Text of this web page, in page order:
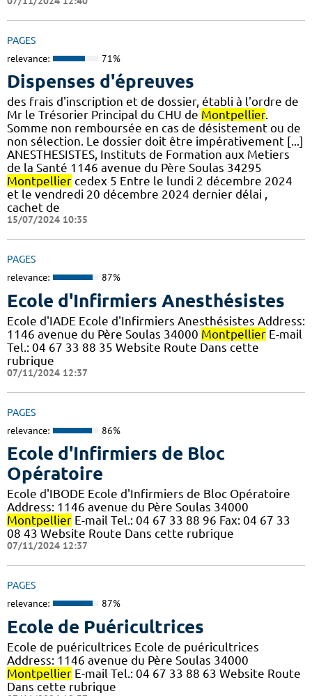
PAGES
relevance: 71%
Dispenses d'épreuves
des frais d'inscription et de dossier, établi à l'ordre de
Mr le Trésorier Principal du CHU de Montpellier.
Somme non remboursée en cas de désistement ou de
non sélection. Le dossier doit être impérativement [...]
ANESTHESISTES, Instituts de Formation aux Metiers
de la Santé 1146 avenue du Père Soulas 34295
Montpellier cedex 5 Entre le lundi 2 décembre 2024
et le vendredi 20 décembre 2024 dernier délai ,
cachet de
15/07/2024 10:35
PAGES
relevance: 87%
Ecole d'Infirmiers Anesthésistes
Ecole d'IADE Ecole d'Infirmiers Anesthésistes Address:
1146 avenue du Père Soulas 34000 Montpellier E-mail
Tel.: 04 67 33 88 35 Website Route Dans cette
rubrique
07/11/2024 12:37
PAGES
relevance: 86%
Ecole d'Infirmiers de Bloc
Opératoire
Ecole d'IBODE Ecole d'Infirmiers de Bloc Opératoire
Address: 1146 avenue du Père Soulas 34000
Montpellier E-mail Tel.: 04 67 33 88 96 Fax: 04 67 33
08 43 Website Route Dans cette rubrique
07/11/2024 12:37
PAGES
relevance: 87%
Ecole de Puéricultrices
Ecole de puéricultrices Ecole de puéricultrices
Address: 1146 avenue du Père Soulas 34000
Montpellier E-mail Tel.: 04 67 33 88 63 Website Route
Dans cette rubrique